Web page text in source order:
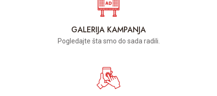
GALERIJA KAMPANJA
Pogledajte šta smo do sada radili.